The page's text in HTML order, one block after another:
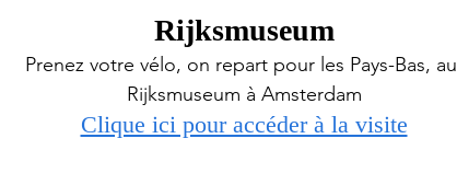
Rijksmuseum
Prenez votre vélo, on repart pour les Pays-Bas, au
Rijksmuseum à Amsterdam
Clique ici pour accéder à la visite